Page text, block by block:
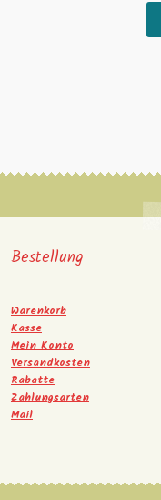
Bestellung
Warenkorb
Kasse
Mein Konto
Versandkosten
Rabatte
Zahlungsarten
Mail